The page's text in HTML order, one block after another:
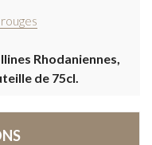
Rhodaniennes,
de 75cl.